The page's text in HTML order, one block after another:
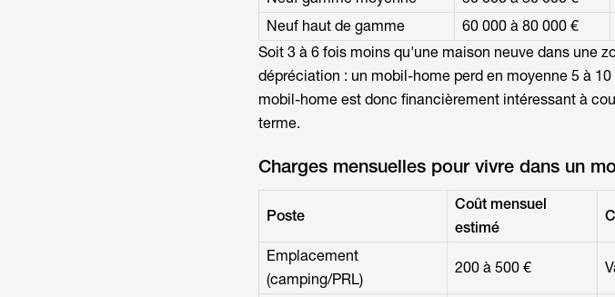
Neuf haut de gamme
60 000 à 80 000 €
Soit 3 à 6 fois moins qu'une maison neuve dans une
dépréciation : un mobil-home perd en moyenne 5 à
mobil-home est donc financièrement intéressant à
terme.
Charges mensuelles pour vivre dans un
Poste
Coût mensuel
estimé
Emplacement
(camping/PRL)
200 à 500 €